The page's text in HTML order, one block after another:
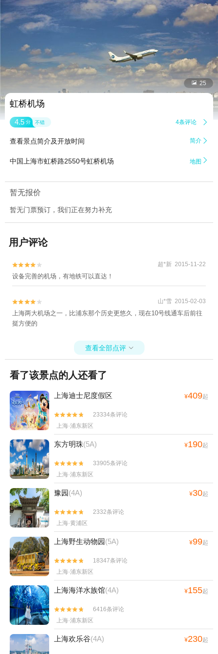
 25
虹桥机场
4.5 分 不错 4条评论 
查看景点简介及开放时间 简介 
中国上海市虹桥路2550号虹桥机场 地图 
暂无报价
暂无门票预订，我们正在努力补充
用户评论

 超*新 2015-11-22
设备完善的机场，有地铁可以直达！

 山*雪 2015-02-03
上海两大机场之一，比浦东那个历史更悠久，现在10号线通车后前往
挺方便的
查看全部点评 
看了该景点的人还看了
上海迪士尼度假区 ¥409起


23334条评论
上海·浦东新区
东方明珠(5A) ¥190起


33905条评论
上海·浦东新区
豫园(4A) ¥30起


2332条评论
上海·黄浦区
上海野生动物园(5A) ¥99起


18347条评论
上海·浦东新区
上海海洋水族馆(4A) ¥155起


6416条评论
上海·浦东新区
上海欢乐谷(4A) ¥230起
